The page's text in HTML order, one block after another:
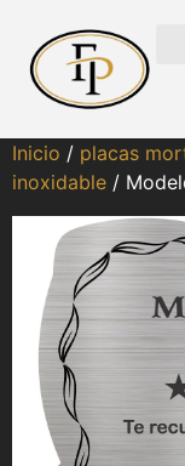
Inicio / placas
inoxidable /